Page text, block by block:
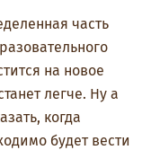
часть
на новое
легче. Ну а
когда
будет вести